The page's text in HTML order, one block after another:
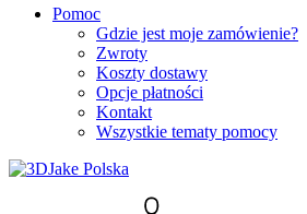
Pomoc
Gdzie jest moje zamówienie?
Zwroty
Koszty dostawy
Opcje płatności
Kontakt
Wszystkie tematy pomocy